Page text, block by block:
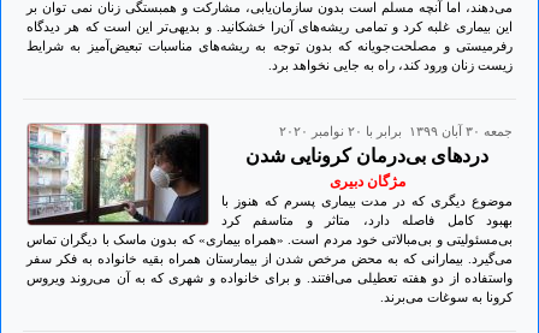
می‌دهند، اما آنچه مسلم است بدون سازمان‌یابی، مشارکت و همبستگی زنان نمی توان بر
این بیماری غلبه کرد و تمامی ریشه‌های آن‌را خشکانید. و بدیهی‌تر این است که هر دیدگاه
رفرمیستی و مصلحت‌جویانه که بدون توجه به ریشه‌های مناسبات تبعیض‌آمیز به شرایط
زیست زنان ورود کند، راه به جایی نخواهد برد.
جمعه ۳۰ آبان ۱۳۹۹ برابر با ۲۰ نوامبر ۲۰۲۰
دردهای بی‌درمان کرونایی شدن
مژگان دبیری
موضوع دیگری که در مدت بیماری پسرم که هنوز با
بهبود کامل فاصله دارد، متاثر و متاسفم کرد
بی‌مسئولیتی و بی‌مبالاتی خود مردم است. «همراه بیماری» که بدون ماسک با دیگران تماس
می‌گیرد. بیمارانی که به محض مرخص شدن از بیمارستان همراه بقیه خانواده به فکر سفر
واستفاده از دو هفته تعطیلی می‌افتند. و برای خانواده و شهری که به آن می‌روند ویروس
کرونا به سوغات می‌برند.